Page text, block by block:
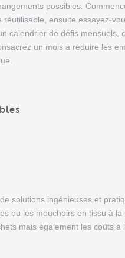
possibles.
ensuite essayez-
calendrier de défis mensuels,
un mois à réduire les
solutions ingénieuses et
ou les mouchoirs en tissu à
mais également les coûts à